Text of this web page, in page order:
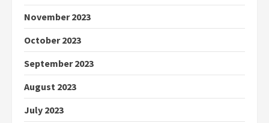
November 2023
October 2023
September 2023
August 2023
July 2023